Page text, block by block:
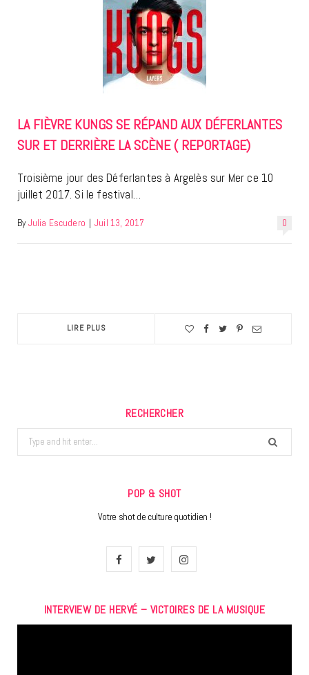
LA FIÈVRE KUNGS SE RÉPAND AUX DÉFERLANTES
SUR ET DERRIÈRE LA SCÈNE ( REPORTAGE)
Troisième jour des Déferlantes à Argelès sur Mer ce 10
juillet 2017. Si le festival…
0
By Julia Escudero | Juil 13, 2017
LIRE PLUS
RECHERCHER
Search
for:
POP & SHOT
Votre shot de culture quotidien !
F
c
i
I
s
INTERVIEW DE HERVÉ – VICTOIRES DE LA MUSIQUE